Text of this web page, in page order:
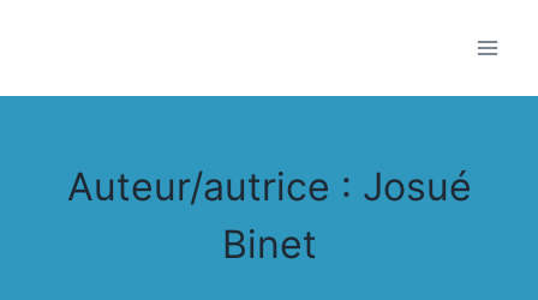
Auteur/autrice : Josué
Binet